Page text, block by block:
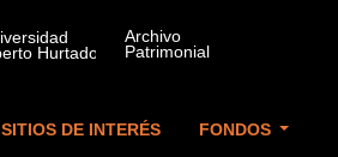
SITIOS DE INTERÉS FONDOS